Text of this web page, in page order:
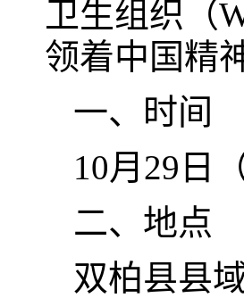
卫生组织（
领着中国精
一、时间
10月29日
二、地点
双柏县县